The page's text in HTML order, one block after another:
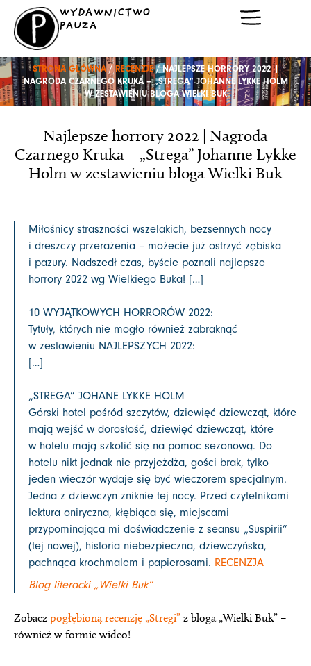
Przejdź
treści
WYDAWNICTWO
PAUZA
STRONA GŁÓWNA/ RECENZJE/ NAJLEPSZE HORRORY 2022 |
NAGRODA CZARNEGO KRUKA – „STREGA” JOHANNE LYKKE HOLM
W ZESTAWIENIU BLOGA WIELKI BUK
Najlepsze horrory 2022 | Nagroda
Czarnego Kruka – „Strega” Johanne Lykke
Holm w zestawieniu bloga Wielki Buk
Miłośnicy straszności wszelakich, bezsennych nocy
i dreszczy przerażenia – możecie już ostrzyć zębiska
i pazury. Nadszedł czas, byście poznali najlepsze
horrory 2022 wg Wielkiego Buka! […]
10 WYJĄTKOWYCH HORRORÓW 2022:
Tytuły, których nie mogło również zabraknąć
w zestawieniu NAJLEPSZYCH 2022:
[…]
„STREGA” JOHANE LYKKE HOLM
Górski hotel pośród szczytów, dziewięć dziewcząt, które
mają wejść w dorosłość, dziewięć dziewcząt, które
w hotelu mają szkolić się na pomoc sezonową. Do
hotelu nikt jednak nie przyjeżdża, gości brak, tylko
jeden wieczór wydaje się być wieczorem specjalnym.
Jedna z dziewczyn zniknie tej nocy. Przed czytelnikami
lektura oniryczna, kłębiąca się, miejscami
przypominająca mi doświadczenie z seansu „Suspirii”
(tej nowej), historia niebezpieczna, dziewczyńska,
pachnąca krochmalem i papierosami. RECENZJA
Blog literacki „Wielki Buk”
Zobacz pogłębioną recenzję „Stregi” z bloga „Wielki Buk” –
również w formie wideo!